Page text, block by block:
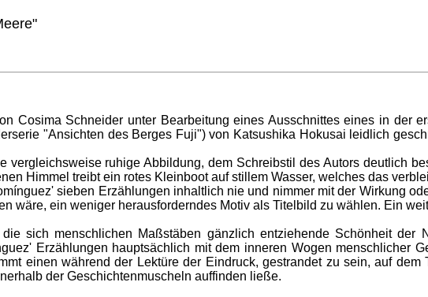
Cosima Schneider unter Bearbeitung eines Ausschnittes eines in der
"Ansichten des Berges Fuji") von Katsushika Hokusai leidlich
vergleichsweise ruhige Abbildung, dem Schreibstil des Autors deutlich
Himmel treibt ein rotes Kleinboot auf stillem Wasser, welches das
sieben Erzählungen inhaltlich nie und nimmer mit der Wirkung
wäre, ein weniger herausforderndes Motiv als Titelbild zu wählen. Ein
sich menschlichen Maßstäben gänzlich entziehende Schönheit der
Erzählungen hauptsächlich mit dem inneren Wogen menschlicher
einen während der Lektüre der Eindruck, gestrandet zu sein, auf
der Geschichtenmuscheln auffinden ließe.